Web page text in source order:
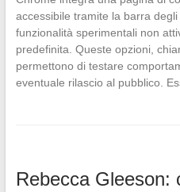
accessibile tramite la barra
funzionalità sperimentali non
predefinita. Queste opzioni,
permettono di testare
eventuale rilascio al pubblico.
Rebecca Gleeson: